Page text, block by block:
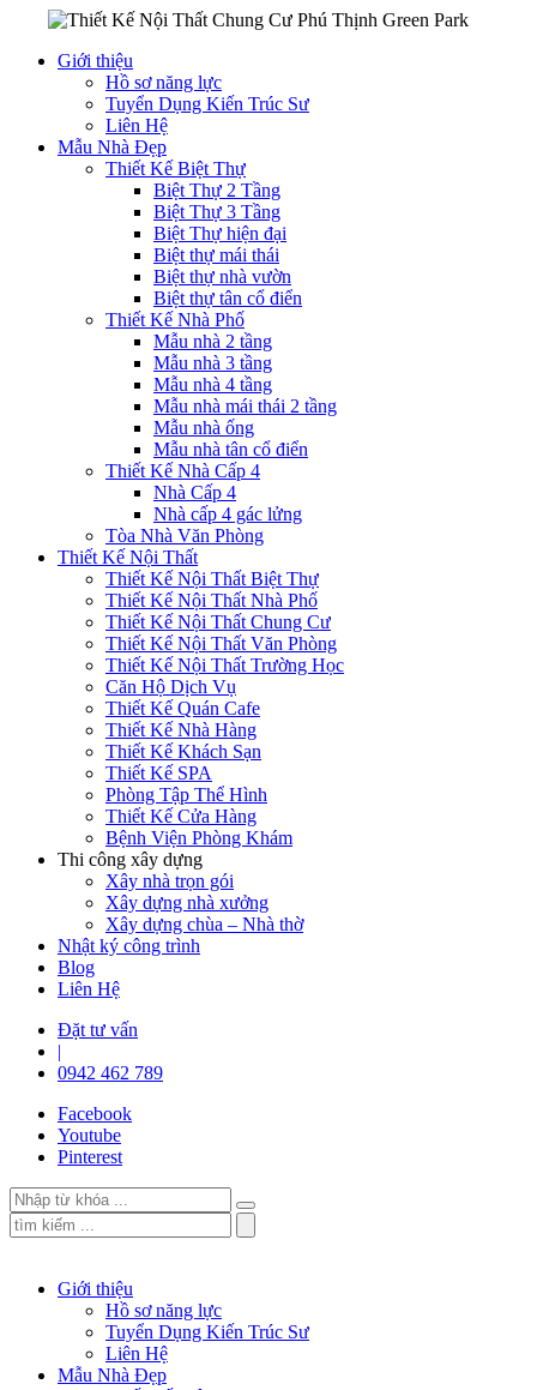
Giới thiệu
Hồ sơ năng lực
Tuyển Dụng Kiến Trúc Sư
Liên Hệ
Mẫu Nhà Đẹp
Thiết Kế Biệt Thự
Biệt Thự 2 Tầng
Biệt Thự 3 Tầng
Biệt Thự hiện đại
Biệt thự mái thái
Biệt thự nhà vườn
Biệt thự tân cổ điển
Thiết Kế Nhà Phố
Mẫu nhà 2 tầng
Mẫu nhà 3 tầng
Mẫu nhà 4 tầng
Mẫu nhà mái thái 2 tầng
Mẫu nhà ống
Mẫu nhà tân cổ điển
Thiết Kế Nhà Cấp 4
Nhà Cấp 4
Nhà cấp 4 gác lửng
Tòa Nhà Văn Phòng
Thiết Kế Nội Thất
Thiết Kế Nội Thất Biệt Thự
Thiết Kế Nội Thất Nhà Phố
Thiết Kế Nội Thất Chung Cư
Thiết Kế Nội Thất Văn Phòng
Thiết Kế Nội Thất Trường Học
Căn Hộ Dịch Vụ
Thiết Kế Quán Cafe
Thiết Kế Nhà Hàng
Thiết Kế Khách Sạn
Thiết Kế SPA
Phòng Tập Thể Hình
Thiết Kế Cửa Hàng
Bệnh Viện Phòng Khám
Thi công xây dựng
Xây nhà trọn gói
Xây dựng nhà xưởng
Xây dựng chùa – Nhà thờ
Nhật ký công trình
Blog
Liên Hệ
Đặt tư vấn
|
0942 462 789
Facebook
Youtube
Pinterest
Giới thiệu
Hồ sơ năng lực
Tuyển Dụng Kiến Trúc Sư
Liên Hệ
Mẫu Nhà Đẹp